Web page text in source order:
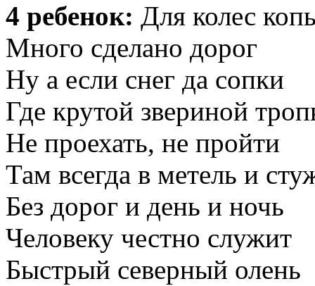
4 ребенок: Для колес
Много сделано дорог
Ну а если снег да сопки
Где крутой звериной
Не проехать, не пройти
Там всегда в метель и
Без дорог и день и ночь
Человеку честно служит
Быстрый северный олень